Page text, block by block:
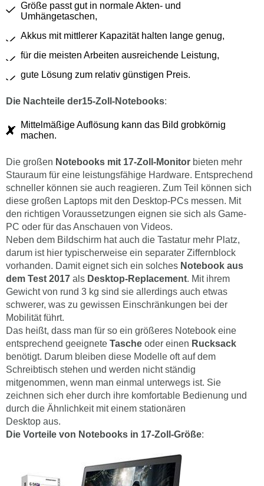
Größe passt gut in normale Akten- und
Umhängetaschen,
Akkus mit mittlerer Kapazität halten lange genug,
für die meisten Arbeiten ausreichende Leistung,
gute Lösung zum relativ günstigen Preis.
Die Nachteile der15-Zoll-Notebooks:
Mittelmäßige Auflösung kann das Bild grobkörnig
machen.
Die großen Notebooks mit 17-Zoll-Monitor bieten mehr
Stauraum für eine leistungsfähige Hardware. Entsprechend
schneller können sie auch reagieren. Zum Teil können sich
diese großen Laptops mit den Desktop-PCs messen. Mit
den richtigen Voraussetzungen eignen sie sich als Game-
PC oder für das Anschauen von Videos.
Neben dem Bildschirm hat auch die Tastatur mehr Platz,
darum ist hier typischerweise ein separater Ziffernblock
vorhanden. Damit eignet sich ein solches Notebook aus
dem Test 2017 als Desktop-Replacement. Mit ihrem
Gewicht von rund 3 kg sind sie allerdings auch etwas
schwerer, was zu gewissen Einschränkungen bei der
Mobilität führt.
Das heißt, dass man für so ein größeres Notebook eine
entsprechend geeignete Tasche oder einen Rucksack
benötigt. Darum bleiben diese Modelle oft auf dem
Schreibtisch stehen und werden nicht ständig
mitgenommen, wenn man einmal unterwegs ist. Sie
zeichnen sich eher durch ihre komfortable Bedienung und
durch die Ähnlichkeit mit einem stationären
Desktop aus.
Die Vorteile von Notebooks in 17-Zoll-Größe: